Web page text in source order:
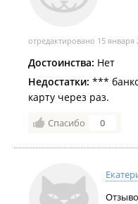
отредактировано 15 января
Достоинства: Нет
Недостатки: ***
карту через раз.
Спасибо 0